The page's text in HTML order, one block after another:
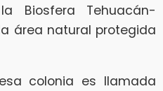
Biosfera Tehuacán-
área natural protegida
colonia es llamada